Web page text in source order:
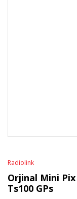
Radiolink
Orjinal Mini
Ts100 GPs